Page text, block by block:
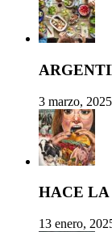
3 marzo, 2025
HACE
13 enero,